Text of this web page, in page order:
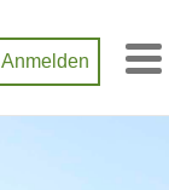
Anmelden